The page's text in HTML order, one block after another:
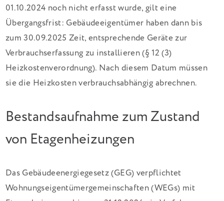
01.10.2024 noch nicht erfasst wurde, gilt eine
Übergangsfrist: Gebäudeeigentümer haben dann bis
zum 30.09.2025 Zeit, entsprechende Geräte zur
Verbrauchserfassung zu installieren (§ 12 (3)
Heizkostenverordnung).​ Nach diesem Datum müssen
sie die Heizkosten verbrauchsabhängig abrechnen.
Bestandsaufnahme zum Zustand
von Etagenheizungen
Das Gebäudeenergiegesetz (GEG) verpflichtet
Wohnungseigentümergemeinschaften (WEGs) mit